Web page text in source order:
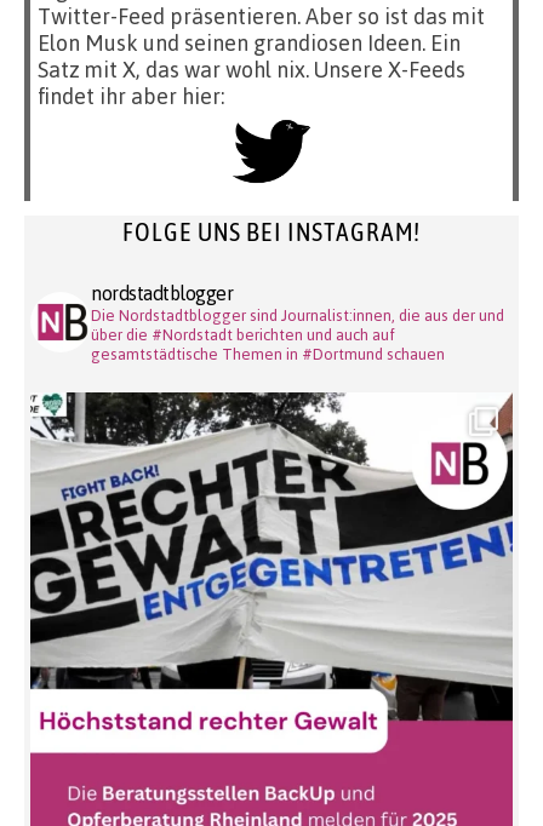
Twitter-Feed präsentieren. Aber so ist das mit
Elon Musk und seinen grandiosen Ideen. Ein
Satz mit X, das war wohl nix. Unsere X-Feeds
findet ihr aber hier:
FOLGE UNS BEI INSTAGRAM!
nordstadtblogger
Die Nordstadtblogger sind Journalist:innen, die aus der und
über die #Nordstadt berichten und auch auf
gesamtstädtische Themen in #Dortmund schauen